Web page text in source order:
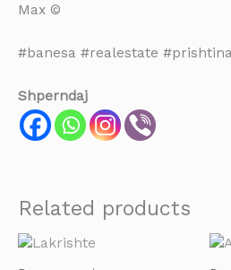
Max ©
#banesa #realestate #prishtina
Shperndaj
Related products